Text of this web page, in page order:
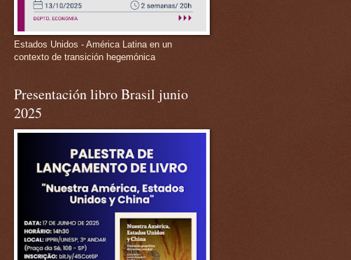
Estados Unidos - América Latina en un
contexto de transición hegemónica
Presentación libro Brasil junio
2025